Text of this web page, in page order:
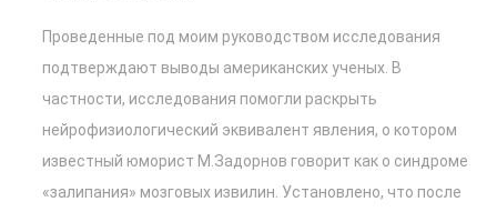
Проведенные под моим руководством исследования
подтверждают выводы американских ученых. В
частности, исследования помогли раскрыть
нейрофизиологический эквивалент явления, о котором
известный юморист М.Задорнов говорит как о синдроме
«залипания» мозговых извилин. Установлено, что после